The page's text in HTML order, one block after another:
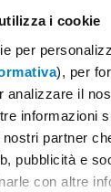
i cookie
per
), per
analizzare il
informazioni
partner
pubblicità e
con altre
&
taglie e